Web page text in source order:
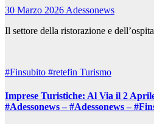
30 Marzo 2026 Adessonews
Il settore della ristorazione e
#Finsubito #retefin Turismo
Imprese Turistiche: Al Via il 2
#Adessonews – #Adessonews –